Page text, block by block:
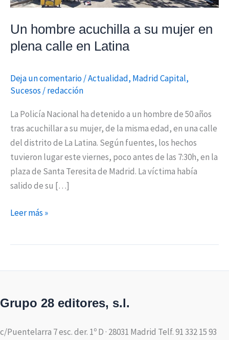
Un hombre acuchilla a su mujer en
plena calle en Latina
Deja un comentario/Actualidad, Madrid Capital,
Sucesos /redacción
La Policía Nacional ha detenido a un hombre de 50 años
tras acuchillar a su mujer, de la misma edad, en una calle
del distrito de La Latina. Según fuentes, los hechos
tuvieron lugar este viernes, poco antes de las 7:30h, en la
plaza de Santa Teresita de Madrid. La víctima había
salido de su […]
calle
en
Latina
Leer más »
Grupo 28 editores, s.l.
c/Puentelarra 7 esc. der. 1º D · 28031 Madrid Telf. 91 332 15 93